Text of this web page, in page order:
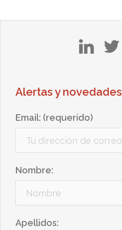
Alertas y novedades
Email: (requerido)
Nombre:
Apellidos: